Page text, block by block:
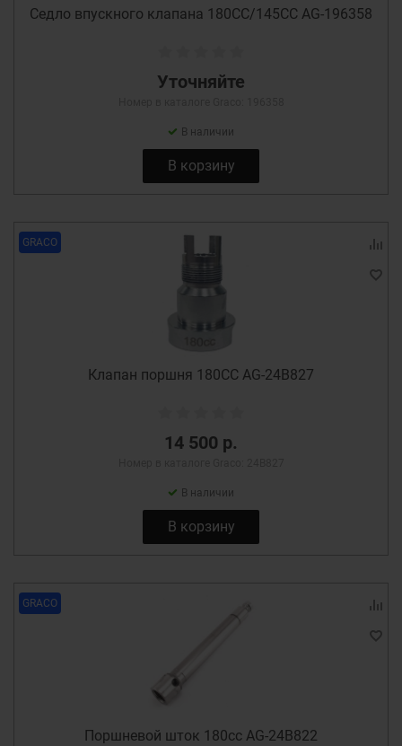
Cедло впускного клапана 180СС/145СС AG-196358
Уточняйте
В наличии
В корзину
GRACO
Клапан поршня 180СС AG-24B827
14 500 р.
В наличии
В корзину
GRACO
Поршневой шток 180cc AG-24B822